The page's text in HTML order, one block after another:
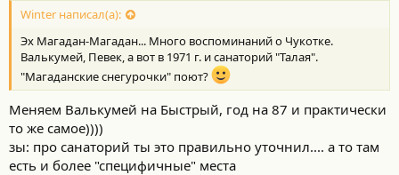
Winter написал(а):
Эх Магадан-Магадан... Много воспоминаний о Чукотке.
Валькумей, Певек, а вот в 1971 г. и санаторий "Талая".
"Магаданские снегурочки" поют?
Меняем Валькумей на Быстрый, год на 87 и практически
то же самое))))
зы: про санаторий ты это правильно уточнил.... а то там
есть и более "специфичные" места